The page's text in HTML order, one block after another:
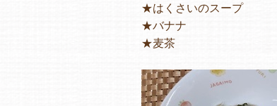
★はくさいのスープ
★バナナ
★麦茶